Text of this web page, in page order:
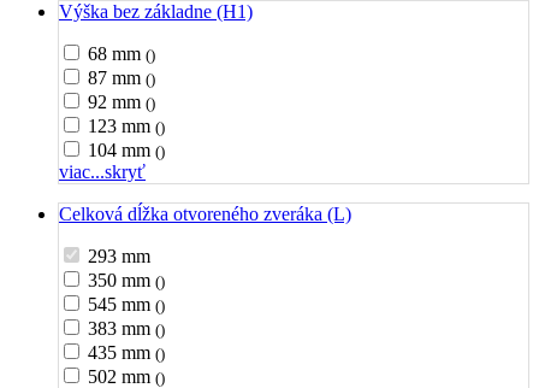
Výška bez základne (H1)
68 mm ()
87 mm ()
92 mm ()
123 mm ()
104 mm ()
viac...skryť
Celková dĺžka otvoreného zveráka (L)
293 mm
350 mm ()
545 mm ()
383 mm ()
435 mm ()
502 mm ()